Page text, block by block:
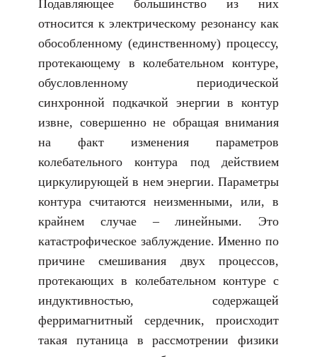
Подавляющее большинство из них
относится к электрическому резонансу как
обособленному (единственному) процессу,
протекающему в колебательном контуре,
обусловленному периодической
синхронной подкачкой энергии в контур
извне, совершенно не обращая внимания
на факт изменения параметров
колебательного контура под действием
циркулирующей в нем энергии. Параметры
контура считаются неизменными, или, в
крайнем случае – линейными. Это
катастрофическое заблуждение. Именно по
причине смешивания двух процессов,
протекающих в колебательном контуре с
индуктивностью, содержащей
ферримагнитный сердечник, происходит
такая путаница в рассмотрении физики